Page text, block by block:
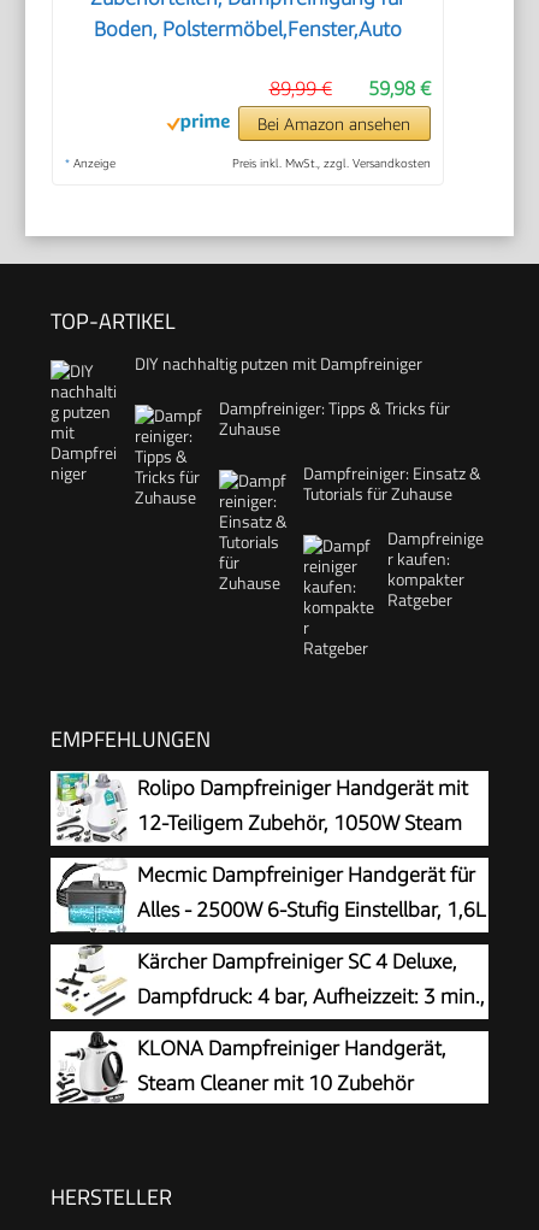
Boden, Polstermöbel,Fenster,Auto
59,98 €
89,99 €
Bei Amazon ansehen
* Anzeige Preis inkl. MwSt., zzgl. Versandkosten
TOP-ARTIKEL
DIY nachhaltig putzen mit Dampfreiniger
Dampfreiniger: Tipps & Tricks für
Zuhause
Dampfreiniger: Einsatz &
Tutorials für Zuhause
Dampfreinige
r kaufen:
kompakter
Ratgeber
EMPFEHLUNGEN
Rolipo Dampfreiniger Handgerät mit
12-Teiligem Zubehör, 1050W Steam
Cleaner für Haushalt, Küche, Bad,
Fenster, Polster & Auto–100% Chemiefrei,
Hochdruck-Dampf gegen Schmutz Fett &
Bakterien
Mecmic Dampfreiniger Handgerät für
Alles - 2500W 6-Stufig Einstellbar, 1,6L
Wassertank, 120 °C Dampf, 15s
Aufheizzeit, Tragbar mit 10 Zubehörteilen,
Dampfreinigung für Boden,
Polstermöbel,Fenster,Auto
Kärcher Dampfreiniger SC 4 Deluxe,
Dampfdruck: 4 bar, Aufheizzeit: 3 min.,
Fläche: ca. 130 m², Tank: 0,5 l + 1,3 l,
inkl. Bodenreinigungsset EasyFix, Düsen,
Mikrofaser-Überzug und Bürsten, Weiß
KLONA Dampfreiniger Handgerät,
Steam Cleaner mit 10 Zubehör
HERSTELLER